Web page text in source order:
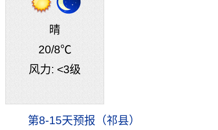
晴
20/8℃
风力: <3级
第8-15天预报（祁县）